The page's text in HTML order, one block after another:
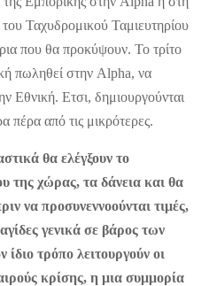
Ταχυδρομικού Ταμιευτηρίου
που θα προκύψουν. Το τρίτο
πωληθεί στην Alpha, να
Εθνική. Ετσι, δημιουργούνται
πέρα από τις μικρότερες.
θα ελέγξουν το
της χώρας, τα δάνεια και θα
να προσυνεννοούνται τιμές,
γενικά σε βάρος των
τρόπο λειτουργούν οι
κρίσης, η μια συμμορία